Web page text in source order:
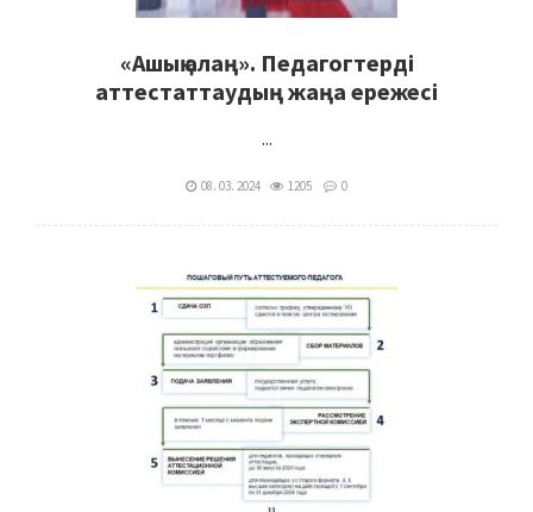
«Ашық алаң». Педагогтерді
аттестаттаудың жаңа ережесі
...
08. 03. 2024 1205 0